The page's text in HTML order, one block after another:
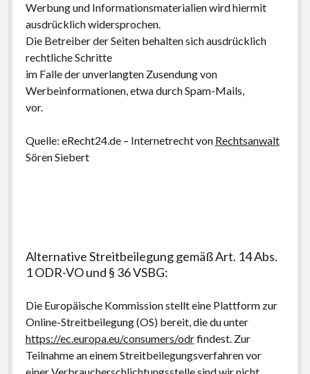
Werbung und Informationsmaterialien wird hiermit
ausdrücklich widersprochen.
Die Betreiber der Seiten behalten sich ausdrücklich
rechtliche Schritte
im Falle der unverlangten Zusendung von
Werbeinformationen, etwa durch Spam-Mails,
vor.
Quelle: eRecht24.de – Internetrecht von Rechtsanwalt
Sören Siebert
Alternative Streitbeilegung gemäß Art. 14 Abs.
1 ODR-VO und § 36 VSBG:
Die Europäische Kommission stellt eine Plattform zur
Online-Streitbeilegung (OS) bereit, die du unter
https://ec.europa.eu/consumers/odrfindest. Zur
Teilnahme an einem Streitbeilegungsverfahren vor